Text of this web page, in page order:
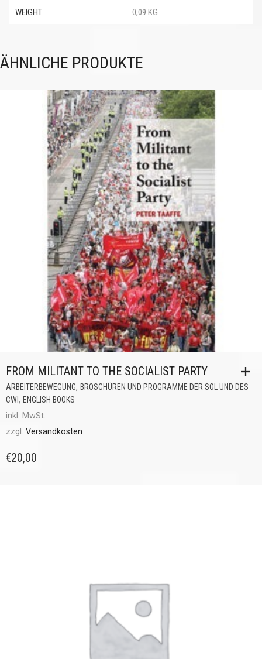
WEIGHT 0,09 KG
ÄHNLICHE PRODUKTE
FROM MILITANT TO THE SOCIALIST PARTY
ARBEITERBEWEGUNG, BROSCHÜREN UND PROGRAMME DER SOL UND DES
CWI, ENGLISH BOOKS
inkl. MwSt.
zzgl. Versandkosten
€20,00